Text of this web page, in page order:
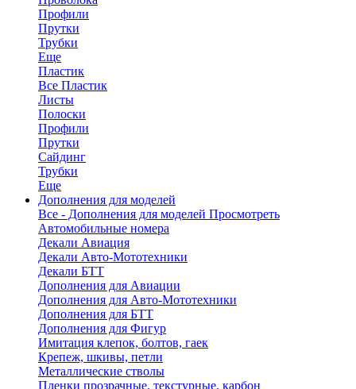
Профили
Прутки
Трубки
Еще
Пластик
Все Пластик
Листы
Полоски
Профили
Прутки
Сайдинг
Трубки
Еще
Дополнения для моделей
Все - Дополнения для моделей Просмотреть
Автомобильные номера
Декали Авиация
Декали Авто-Мототехники
Декали БТТ
Дополнения для Авиации
Дополнения для Авто-Мототехники
Дополнения для БТТ
Дополнения для Фигур
Имитация клепок, болтов, гаек
Крепеж, шкивы, петли
Металлические стволы
Пленки прозрачные, текстурные, карбон